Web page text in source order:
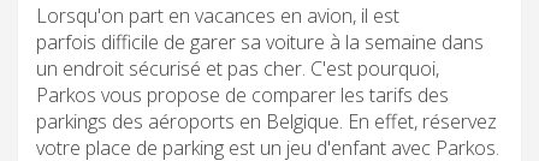
Lorsqu'on part en vacances en avion, il est
parfois difficile de garer sa voiture à la semaine dans
un endroit sécurisé et pas cher. C'est pourquoi,
Parkos vous propose de comparer les tarifs des
parkings des aéroports en Belgique. En effet, réservez
votre place de parking est un jeu d'enfant avec Parkos.